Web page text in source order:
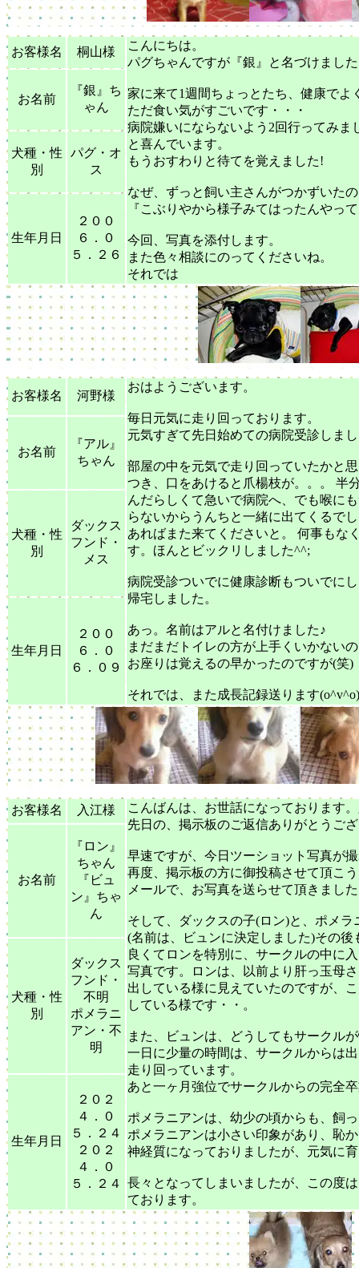
お客様名 桐山様
こんにちは。
パグちゃんですが『銀』と名づけまし
家に来て1週間ちょっとたち、健康でよ
ただ食い気がすごいです・・・
病院嫌いにならないよう2回行ってみ
と喜んでいます。
もうおすわりと待てを覚えました!
なぜ、ずっと飼い主さんがつかずいた
『こぶりやから様子みてはったんやっ
今回、写真を添付します。
また色々相談にのってくださいね。
それでは
お名前
『銀』ち
ゃん
犬種・性
別
パグ・オ
ス
生年月日
２００
６．０
５．２６
お客様名 河野様
おはようございます。
毎日元気に走り回っております。
元気すぎて先日始めての病院受診しま
部屋の中を元気で走り回っていたかと
つき、口をあけると爪楊枝が。。。 半
んだらしくて急いで病院へ、でも喉に
らないからうんちと一緒に出てくるで
あればまた来てくださいと。 何事もな
す。ほんとビックリしました^^;
病院受診ついでに健康診断もついでに
帰宅しました。
あっ。名前はアルと名付けました♪
まだまだトイレの方が上手くいかない
お座りは覚えるの早かったのですが(笑)
それでは、また成長記録送ります(o^v^o)
お名前
『アル』
ちゃん
犬種・性
別
ダックス
フンド・
メス
生年月日
２００
６．０
６．０９
お客様名 入江様
こんばんは、お世話になっております
先日の、掲示板のご返信ありがとうご
早速ですが、今日ツーショット写真が
再度、掲示板の方に御投稿させて頂こ
メールで、お写真を送らせて頂きまし
そして、ダックスの子(ロン)と、ポメラ
(名前は、ビュンに決定しました)その後
良くてロンを特別に、サークルの中に
写真です。ロンは、以前より肝っ玉母
出している様に見えていたのですが、
している様です・・。
また、ビュンは、どうしてもサークル
一日に少量の時間は、サークルからは
走り回っています。
あと一ヶ月強位でサークルからの完全
ポメラニアンは、幼少の頃からも、飼
ポメラニアンは小さい印象があり、恥
神経質になっておりましたが、元気に
長々となってしまいましたが、この度
ております。
お名前
『ロン』
ちゃん
『ビュ
ン』ちゃ
ん
犬種・性
別
ダックス
フンド・
不明
ポメラニ
アン・不
明
生年月日
２０２
４．０
５．２４
２０２
４．０
５．２４